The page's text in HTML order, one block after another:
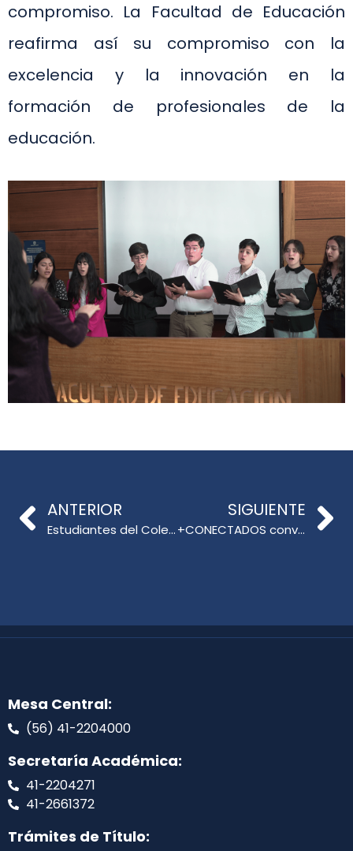
compromiso. La Facultad de Educación
reafirma así su compromiso con la
excelencia y la innovación en la
formación de profesionales de la
educación.
ANTERIOR
Estudiantes del Colegio Bicentenario España exponen su arte en la Facultad de Educación
SIGUIENTE
+CONECTADOS convocó a alrededor de 600 profesionales en búsqueda de inspiración e innovación educativa
Mesa Central:
(56) 41-2204000
Secretaría Académica:
41-2204271
41-2661372
Trámites de Título: